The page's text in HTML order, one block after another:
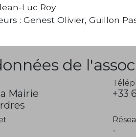
Luc Roy
: Genest Olivier, Guillon
de
Mairie
+33
-